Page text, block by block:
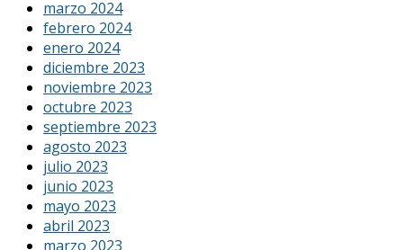
marzo 2024
febrero 2024
enero 2024
diciembre 2023
noviembre 2023
octubre 2023
septiembre 2023
agosto 2023
julio 2023
junio 2023
mayo 2023
abril 2023
marzo 2023